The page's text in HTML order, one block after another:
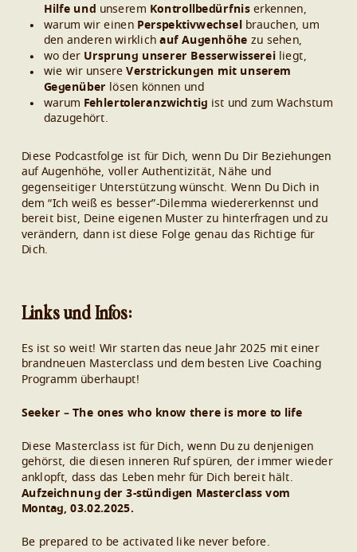
Hilfe und unserem Kontrollbedürfniserkennen,
warum wir einen Perspektivwechsel
brauchen, um
den anderen wirklichauf Augenhöhe zu sehen,
wo der Ursprung unserer Besserwissereiliegt,
wie wir unsereVerstrickungen mit unserem
Gegenüber lösen können und
warum Fehlertoleranzwichtig ist und zum Wachstum
dazugehört.
Diese Podcastfolge ist für Dich, wenn Du Dir Beziehungen
auf Augenhöhe, voller Authentizität, Nähe und
gegenseitiger Unterstützung wünscht. Wenn Du Dich in
dem “Ich weiß es besser”-Dilemma wiedererkennst und
bereit bist, Deine eigenen Muster zu hinterfragen und zu
verändern, dann ist diese Folge genau das Richtige für
Dich.
Links und Infos:
Es ist so weit! Wir starten das neue Jahr 2025 mit einer
brandneuen Masterclass und dem besten Live Coaching
Programm überhaupt!
Seeker – The ones who know there is more to life
Diese Masterclass ist für Dich, wenn Du zu denjenigen
gehörst, die diesen inneren Ruf spüren, der immer wieder
anklopft, dass das Leben mehr für Dich bereit hält.
Aufzeichnung der 3-stündigen Masterclass vom
Montag, 03.02.2025.
Be prepared to be activated like never before.